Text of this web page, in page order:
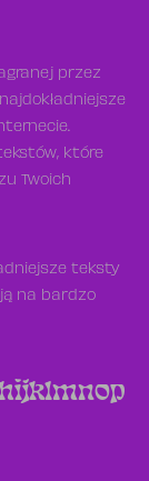
przez
które
Twoich
teksty
na bardzo
ijklmnop